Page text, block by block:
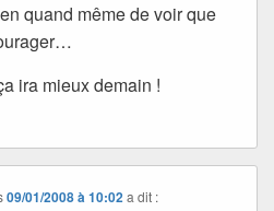
quand même de voir que
ira mieux demain !
09/01/2008 à 10:02 a dit :